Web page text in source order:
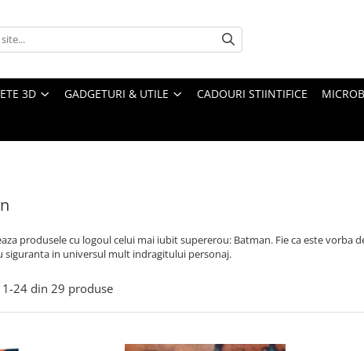
3D GADGETURI & UTILE CADOURI STIINTIFICE
produsele cu logoul celui mai iubit supererou: Batman. Fie ca este vorba
siguranta in universul mult indragitului personaj.
1-24 din 29 produse